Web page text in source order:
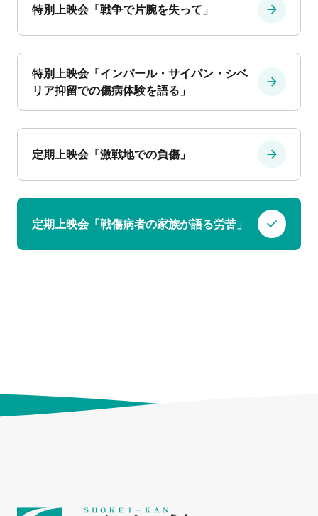
特別上映会「戦争で片腕を失って」
特別上映会「インパール・サイパン・シベ
リア抑留での傷病体験を語る」
定期上映会「激戦地での負傷」
定期上映会「戦傷病者の家族が語る労苦」